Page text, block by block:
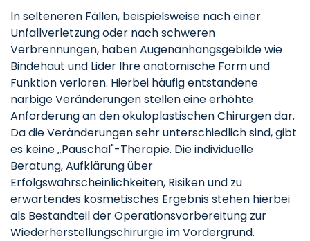
In selteneren Fällen, beispielsweise nach einer
Unfallverletzung oder nach schweren
Verbrennungen, haben Augenanhangsgebilde wie
Bindehaut und Lider Ihre anatomische Form und
Funktion verloren. Hierbei häufig entstandene
narbige Veränderungen stellen eine erhöhte
Anforderung an den okuloplastischen Chirurgen dar.
Da die Veränderungen sehr unterschiedlich sind, gibt
es keine „Pauschal"-Therapie. Die individuelle
Beratung, Aufklärung über
Erfolgswahrscheinlichkeiten, Risiken und zu
erwartendes kosmetisches Ergebnis stehen hierbei
als Bestandteil der Operationsvorbereitung zur
Wiederherstellungschirurgie im Vordergrund.